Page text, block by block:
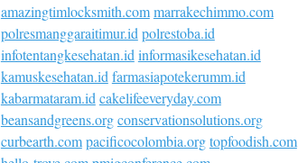
amazingtimlocksmith.commarrakechimmo.com
polresmanggaraitimur.id polrestoba.id
infotentangkesehatan.id informasikesehatan.id
kamuskesehatan.id farmasiapotekerumm.id
kabarmataram.id cakelifeeveryday.com
beansandgreens.orgconservationsolutions.org
curbearth.compacificocolombia.orgtopfoodish.com